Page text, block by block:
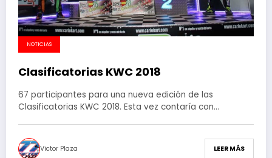
NOTICIAS
Clasificatorias KWC 2018
67 participantes para una nueva edición de las
Clasificatorias KWC 2018. Esta vez contaría con…
Victor Plaza LEER MÁS